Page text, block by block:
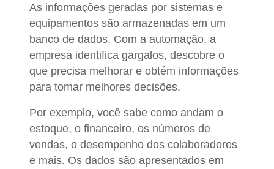
As informações geradas por sistemas e
equipamentos são armazenadas em um
banco de dados. Com a automação, a
empresa identifica gargalos, descobre o
que precisa melhorar e obtém informações
para tomar melhores decisões.
Por exemplo, você sabe como andam o
estoque, o financeiro, os números de
vendas, o desempenho dos colaboradores
e mais. Os dados são apresentados em